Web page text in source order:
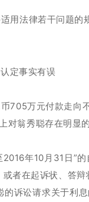
用法律若干问题
定事实有误
705万元付款走向
对翁秀聪存在明显
年10月31日”
者在起诉状、答
的诉讼请求关于利